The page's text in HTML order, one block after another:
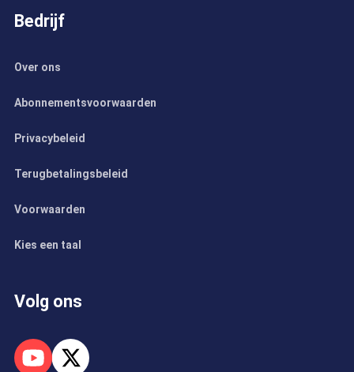
Bedrijf
Over ons
Abonnementsvoorwaarden
Privacybeleid
Terugbetalingsbeleid
Voorwaarden
Kies een taal
Volg ons